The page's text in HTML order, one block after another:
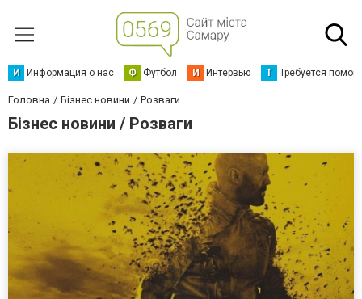
И Информация о нас Ф Футбол И Интервью Т Требуется
Головна Бізнес новини Розваги
Бізнес новини / Розваги